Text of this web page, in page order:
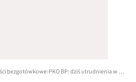
bezgotówkowe PKO BP: dziś utrudnienia w aplikacji i serwisie. Podano godziny